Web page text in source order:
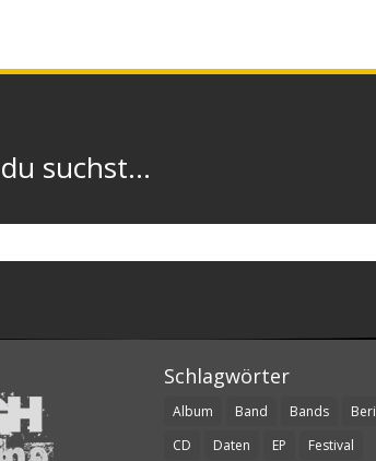
suchst...
Schlagwörter
Album Band Bands
CD
Daten EP
Festival